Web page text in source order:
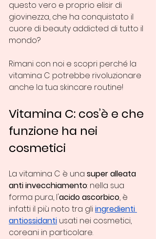
questo vero e proprio elisir di
giovinezza, che ha conquistato il
cuore di beauty addicted di tutto il
mondo?
Rimani con noi e scopri perché la
vitamina C potrebbe rivoluzionare
anche la tua skincare routine!
Vitamina C: cos’è e che
funzione ha nei
cosmetici
La vitamina C è una super alleata
anti invecchiamento: nella sua
forma pura, l'acido ascorbico, è
infatti il più noto tra gli ingredienti
antiossidanti usati nei cosmetici,
coreani in particolare.